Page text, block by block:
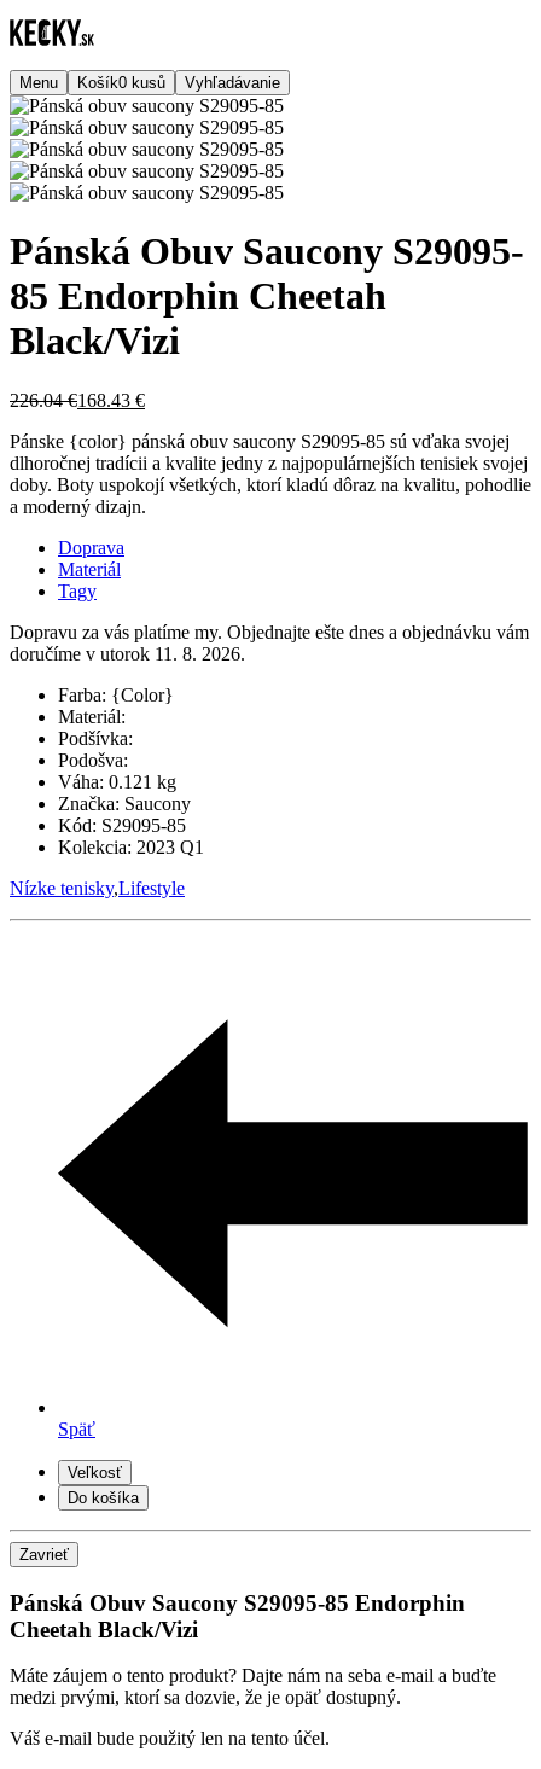
Menu Košík0 kusů Vyhľadávanie
Pánská Obuv Saucony S29095-
85 Endorphin Cheetah
Black/Vizi
226.04 €168.43 €
Pánske {color} pánská obuv saucony S29095-85 sú vďaka svojej
dlhoročnej tradícii a kvalite jedny z najpopulárnejších tenisiek svojej
doby. Boty uspokojí všetkých, ktorí kladú dôraz na kvalitu, pohodlie
a moderný dizajn.
Doprava
Materiál
Tagy
Dopravu za vás platíme my. Objednajte ešte dnes a objednávku vám
doručíme v utorok 11. 8. 2026.
Farba: {Color}
Materiál:
Podšívka:
Podošva:
Váha: 0.121 kg
Značka: Saucony
Kód: S29095-85
Kolekcia: 2023 Q1
Nízke tenisky,Lifestyle
Späť
Veľkosť
Do košíka
Zavrieť
Pánská Obuv Saucony S29095-85 Endorphin
Cheetah Black/Vizi
Máte záujem o tento produkt? Dajte nám na seba e-mail a buďte
medzi prvými, ktorí sa dozvie, že je opäť dostupný.
Váš e-mail bude použitý len na tento účel.